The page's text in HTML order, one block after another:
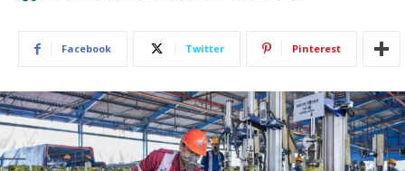
Facebook Twitter Pinterest